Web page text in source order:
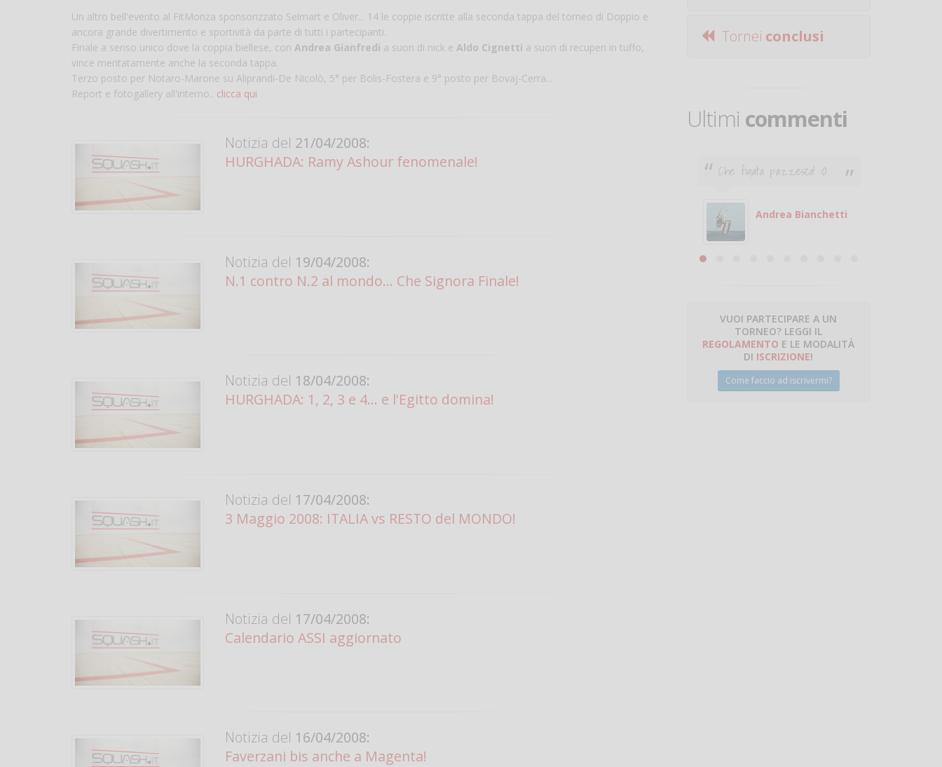
Un altro bell'evento al FitMonza sponsorizzato Selmart e Oliver... 14 le coppie iscritte alla seconda tappa del torneo di Doppio e
ancora grande divertimento e sportività da parte di tutti i partecipanti.
Finale a senso unico dove la coppia biellese, con Andrea Gianfredi a suon di nick e Aldo Cignetti a suon di recuperi in tuffo,
vince meritatamente anche la seconda tappa.
Terzo posto per Notaro-Marone su Aliprandi-De Nicolò, 5° per Bolis-Fostera e 9° posto per Bovaj-Cerra...
Report e fotogallery all'interno.. clicca qui
Notizia del 21/04/2008:
HURGHADA: Ramy Ashour fenomenale!
Notizia del 19/04/2008:
N.1 contro N.2 al mondo... Che Signora Finale!
Notizia del 18/04/2008:
HURGHADA: 1, 2, 3 e 4... e l'Egitto domina!
Notizia del 17/04/2008:
3 Maggio 2008: ITALIA vs RESTO del MONDO!
Notizia del 17/04/2008:
Calendario ASSI aggiornato
Notizia del 16/04/2008:
Faverzani bis anche a Magenta!
Tornei conclusi
Ultimi commenti
Che figata pazzesca! :O
Andrea Bianchetti
VUOI PARTECIPARE A UN
TORNEO? LEGGI IL
REGOLAMENTO E LE MODALITÀ
DI ISCRIZIONE!
Come faccio ad iscrivermi?